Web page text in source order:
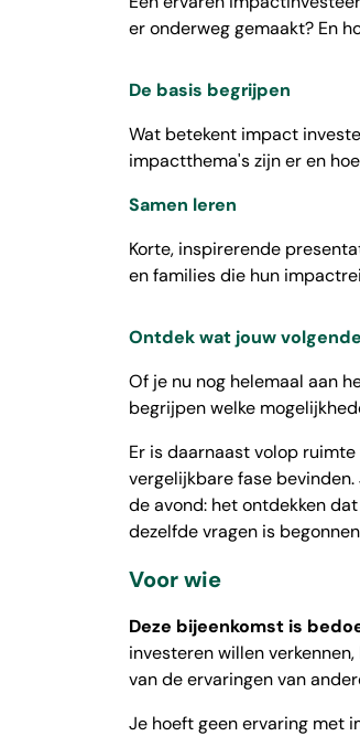
er onderweg gemaakt? En
De basis begrijpen
Wat betekent impact
impactthema's zijn er en
Samen leren
Korte, inspirerende
en families die hun
Ontdek wat jouw
Of je nu nog helemaal aan
begrijpen welke
Er is daarnaast volop
vergelijkbare fase
de avond: het ontdekken
dezelfde vragen is
Voor wie
Deze bijeenkomst is
investeren willen
van de ervaringen van
Je hoeft geen ervaring met